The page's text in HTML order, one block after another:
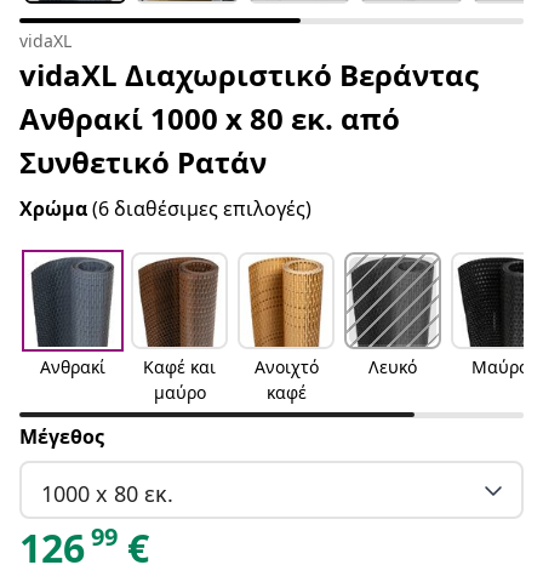
vidaXL
vidaXL Διαχωριστικό Βεράντας
Ανθρακί 1000 x 80 εκ. από
Συνθετικό Ρατάν
Χρώμα(6 διαθέσιμες επιλογές)
Ανθρακί
Καφέ και
μαύρο
Ανοιχτό
καφέ
Λευκό Μαύρο
Μέγεθος
1000 x 80 εκ.
12699 €